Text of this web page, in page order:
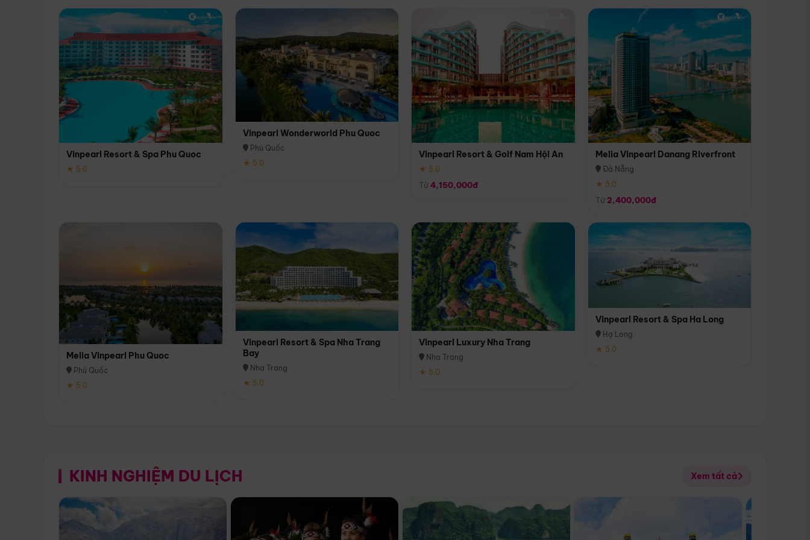
Vinpearl Resort & Spa Phu Quoc
★ 5.0
Vinpearl Wonderworld Phu Quoc
Phú Quốc
★ 5.0
Vinpearl Resort & Golf Nam Hội An
★ 5.0
Từ4,150,000đ
Melia Vinpearl Danang Riverfront
Đà Nẵng
★ 5.0
Từ 2,400,000đ
Melia Vinpearl Phu Quoc
Phú Quốc
★ 5.0
Vinpearl Resort & Spa Nha Trang
Bay
Nha Trang
★ 5.0
Vinpearl Luxury Nha Trang
Nha Trang
★ 5.0
Vinpearl Resort & Spa Ha Long
Hạ Long
★ 5.0
KINH NGHIỆM DU LỊCH Xem tất cả